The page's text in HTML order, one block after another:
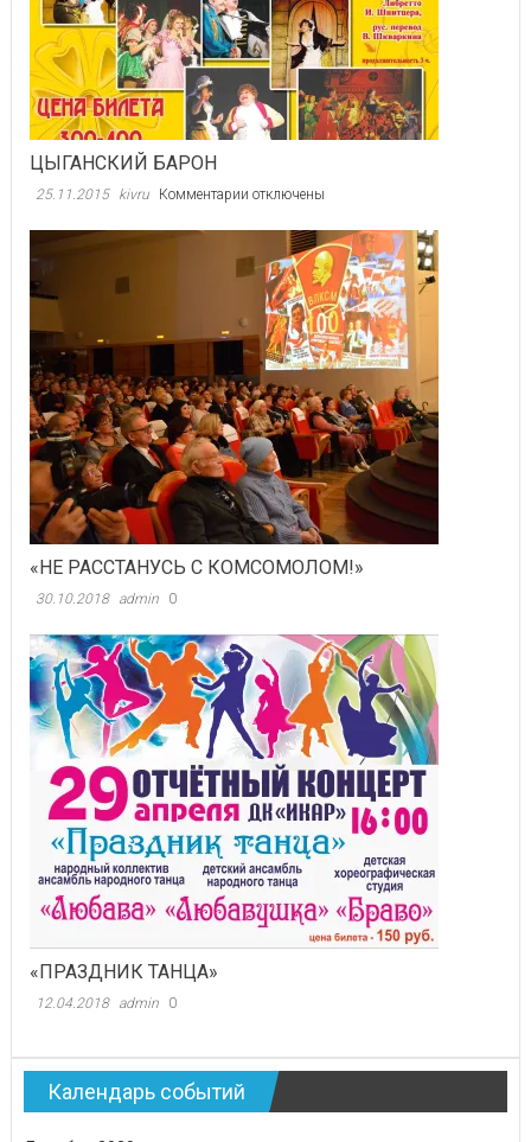
ЦЫГАНСКИЙ БАРОН
25.11.2015 kivru Комментариик
ЦЫГАНСКИЙ
БАРОН
отключены
«НЕ РАССТАНУСЬ С КОМСОМОЛОМ!»
30.10.2018 admin 0
«ПРАЗДНИК ТАНЦА»
12.04.2018 admin 0
Календарь событий